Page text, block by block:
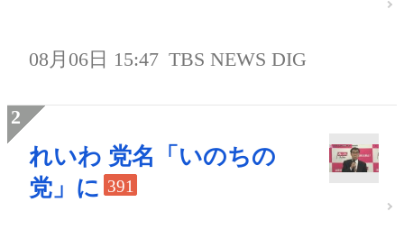
08月06日 15:47 TBS NEWS DIG
れいわ 党名「いのちの
党」に 391